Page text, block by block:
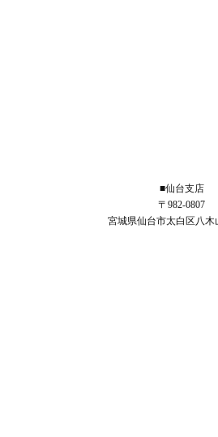
■仙台支店
〒982-0807
宮城県仙台市太白区八木